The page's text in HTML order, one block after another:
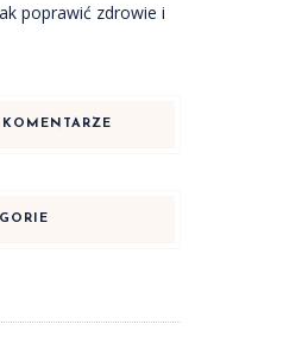
poprawić zdrowie i